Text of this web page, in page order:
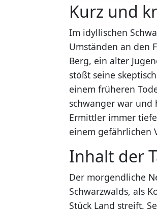
Kurz und
Im idyllischen
Umständen an den
Berg, ein alter
stößt seine
einem früheren
schwanger war und
Ermittler immer
einem gefährlichen
Inhalt der
Der morgendliche
Schwarzwalds, als
Stück Land streift.